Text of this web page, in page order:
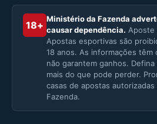
18+
Ministério da Fazenda
causar dependência. Aposte
Apostas esportivas são
18 anos. As informações têm
não garantem ganhos.
mais do que pode perder.
casas de apostas
Fazenda.